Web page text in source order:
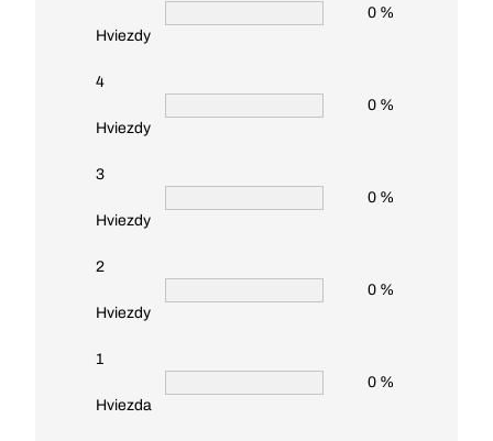
Hviezdy
0 %
4
Hviezdy
0 %
3
Hviezdy
0 %
2
Hviezdy
0 %
1
Hviezda
0 %